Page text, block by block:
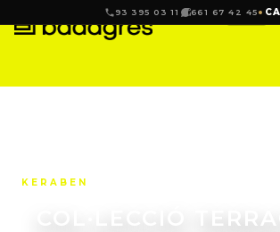
93 395 03 11 661 67 42 45 CA
COL·LECCIÓ
KERABEN